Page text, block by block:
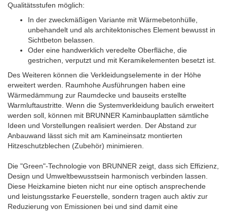
Qualitätsstufen möglich:
In der zweckmäßigen Variante mit Wärmebetonhülle,
unbehandelt und als architektonisches Element bewusst in
Sichtbeton belassen.
Oder eine handwerklich veredelte Oberfläche, die
gestrichen, verputzt und mit Keramikelementen besetzt ist.
Des Weiteren können die Verkleidungselemente in der Höhe
erweitert werden. Raumhohe Ausführungen haben eine
Wärmedämmung zur Raumdecke und bauseits erstellte
Warmluftaustritte. Wenn die Systemverkleidung baulich erweitert
werden soll, können mit BRUNNER Kaminbauplatten sämtliche
Ideen und Vorstellungen realisiert werden. Der Abstand zur
Anbauwand lässt sich mit am Kamineinsatz montierten
Hitzeschutzblechen (Zubehör) minimieren.
Die "Green"-Technologie von BRUNNER zeigt, dass sich Effizienz,
Design und Umweltbewusstsein harmonisch verbinden lassen.
Diese Heizkamine bieten nicht nur eine optisch ansprechende
und leistungsstarke Feuerstelle, sondern tragen auch aktiv zur
Reduzierung von Emissionen bei und sind damit eine